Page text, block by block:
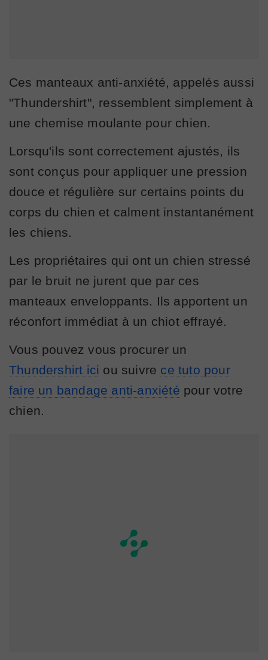
Ces manteaux anti-anxiété, appelés aussi
"Thundershirt", ressemblent simplement à
une chemise moulante pour chien.
Lorsqu'ils sont correctement ajustés, ils
sont conçus pour appliquer une pression
douce et régulière sur certains points du
corps du chien et calment instantanément
les chiens.
Les propriétaires qui ont un chien stressé
par le bruit ne jurent que par ces
manteaux enveloppants. Ils apportent un
réconfort immédiat à un chiot effrayé.
Vous pouvez vous procurer un
Thundershirt ici ou suivre ce tuto pour
faire un bandage anti-anxiété pour votre
chien.